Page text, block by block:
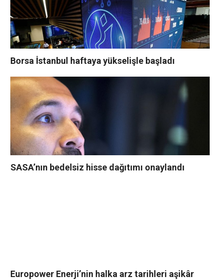
Borsa İstanbul haftaya yükselişle başladı
SASA’nın bedelsiz hisse dağıtımı onaylandı
Europower Enerji’nin halka arz tarihleri aşikâr